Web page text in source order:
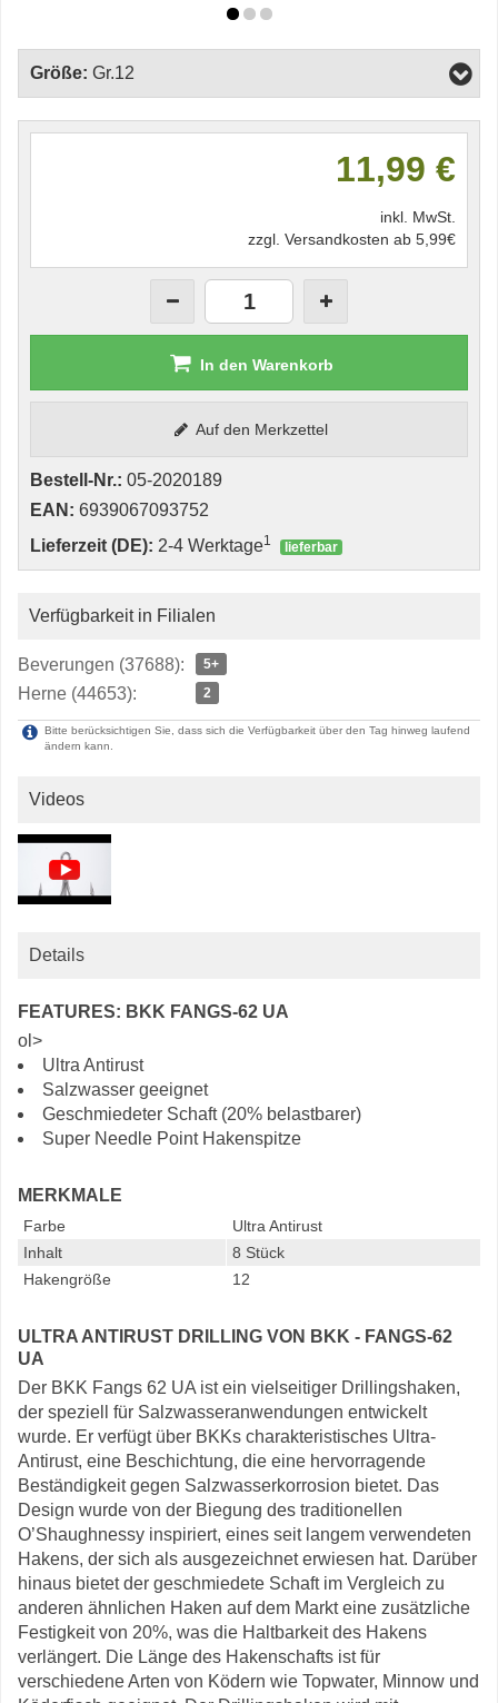
Größe: Gr.12
11,99 €
inkl. MwSt.
zzgl. Versandkosten ab 5,99€
In den Warenkorb
Auf den Merkzettel
Bestell-Nr.: 05-2020189
EAN: 6939067093752
Lieferzeit (DE): 2-4 Werktage1 lieferbar
Verfügbarkeit in Filialen
Beverungen (37688): 5+
Herne (44653): 2
Bitte berücksichtigen Sie, dass sich die Verfügbarkeit über den Tag hinweg laufend
ändern kann.
Videos
Details
FEATURES: BKK FANGS-62 UA
ol>
Ultra Antirust
Salzwasser geeignet
Geschmiedeter Schaft (20% belastbarer)
Super Needle Point Hakenspitze
MERKMALE
Farbe
Ultra Antirust
Inhalt
8 Stück
Hakengröße
12
ULTRA ANTIRUST DRILLING VON BKK - FANGS-62
UA
Der BKK Fangs 62 UA ist ein vielseitiger Drillingshaken,
der speziell für Salzwasseranwendungen entwickelt
wurde. Er verfügt über BKKs charakteristisches Ultra-
Antirust, eine Beschichtung, die eine hervorragende
Beständigkeit gegen Salzwasserkorrosion bietet. Das
Design wurde von der Biegung des traditionellen
O’Shaughnessy inspiriert, eines seit langem verwendeten
Hakens, der sich als ausgezeichnet erwiesen hat. Darüber
hinaus bietet der geschmiedete Schaft im Vergleich zu
anderen ähnlichen Haken auf dem Markt eine zusätzliche
Festigkeit von 20%, was die Haltbarkeit des Hakens
verlängert. Die Länge des Hakenschafts ist für
verschiedene Arten von Ködern wie Topwater, Minnow und